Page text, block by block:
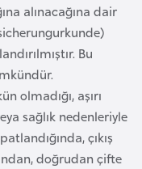
alınacağına dair
Bu
olmadığı, aşırı
sağlık nedenleriyle
çıkış
doğrudan çifte